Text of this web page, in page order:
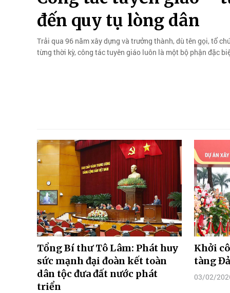
đến quy tụ lòng dân
Trải qua 96 năm xây dựng và trưởng thành, dù tên gọi, tổ
từng thời kỳ, công tác tuyên giáo luôn là một bộ phận đặc
Tổng Bí thư Tô Lâm: Phát huy
sức mạnh đại đoàn kết toàn
dân tộc đưa đất nước phát
triển
Khởi
tàng
03/02/